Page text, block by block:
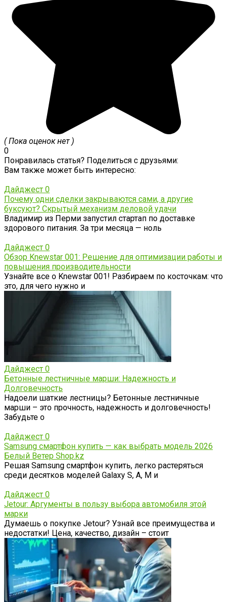
( Пока оценок нет )
0
Понравилась статья? Поделиться с друзьями:
Вам также может быть интересно:
Дайджест 0
Почему одни сделки закрываются сами, а другие
буксуют? Скрытый механизм деловой удачи
Владимир из Перми запустил стартап по доставке
здорового питания. За три месяца — ноль
Дайджест 0
Обзор Knewstar 001: Решение для оптимизации работы и
повышения производительности
Узнайте все о Knewstar 001! Разбираем по косточкам: что
это, для чего нужно и
Дайджест 0
Бетонные лестничные марши: Надежность и
Долговечность
Надоели шаткие лестницы? Бетонные лестничные
марши – это прочность, надежность и долговечность!
Забудьте о
Дайджест 0
Samsung смартфон купить — как выбрать модель 2026
Белый Ветер Shop.kz
Решая Samsung смартфон купить, легко растеряться
среди десятков моделей Galaxy S, A, M и
Дайджест 0
Jetour: Аргументы в пользу выбора автомобиля этой
марки
Думаешь о покупке Jetour? Узнай все преимущества и
недостатки! Цена, качество, дизайн – стоит